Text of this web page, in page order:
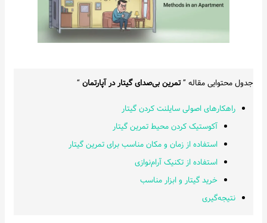
جدول محتوایی مقاله ”تمرین بی‌صدای گیتار در آپارتمان“
راهکارهای اصولی سایلنت کردن گیتار
آکوستیک کردن محیط تمرین گیتار
استفاده از زمان و مکان مناسب برای تمرین گیتار
استفاده از تکنیک آرام‌نوازی
خرید گیتار و ابزار مناسب
نتیجه‌گیری